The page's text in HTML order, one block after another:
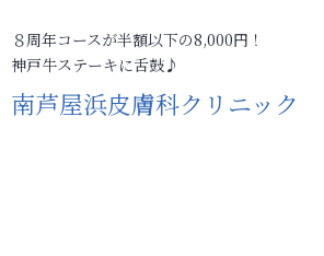
８周年コースが半額以下の8,000円！
神戸牛ステーキに舌鼓♪
南芦屋浜皮膚科クリニック